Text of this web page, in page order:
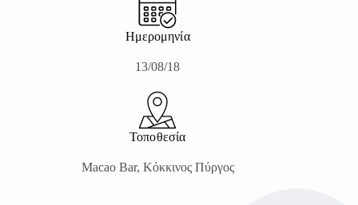
Ημερομηνία
13/08/18
Τοποθεσία
Macao Bar, Κόκκινος Πύργος